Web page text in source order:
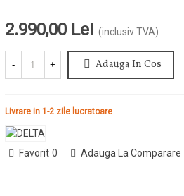
2.990,00 Lei (inclusiv TVA)
- + Adauga In Cos
Livrare in 1-2 zile lucratoare
Favorit 0 Adauga La Comparare